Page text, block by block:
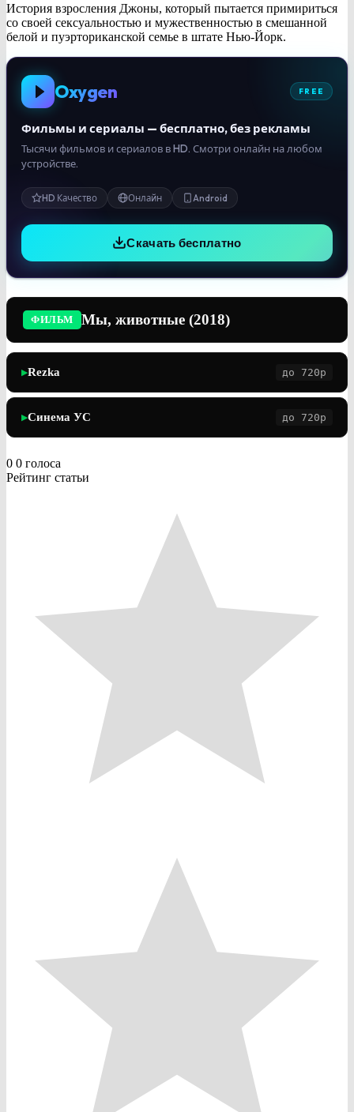
История взросления Джоны, который пытается примириться
со своей сексуальностью и мужественностью в смешанной
белой и пуэрториканской семье в штате Нью-Йорк.
Oxygen FREE
Фильмы и сериалы — бесплатно, без рекламы
Тысячи фильмов и сериалов в HD. Смотри онлайн на любом
устройстве.
HD Качество Онлайн Android
Скачать бесплатно
ФИЛЬМ Мы, животные (2018)
▶Rezka до 720p
▶Синема УС до 720p
0 0 голоса
Рейтинг статьи